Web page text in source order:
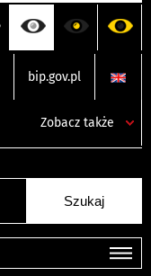
bip.gov.pl
Zobacz także